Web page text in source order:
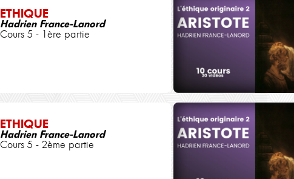
ETHIQUE
Hadrien France-Lanord
Cours 5 - 1ère partie
ETHIQUE
Hadrien France-Lanord
Cours 5 - 2ème partie